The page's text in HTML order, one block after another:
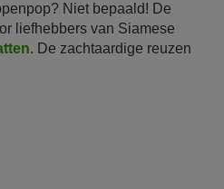
Niet bepaald! De
liefhebbers van Siamese
. De zachtaardige reuzen